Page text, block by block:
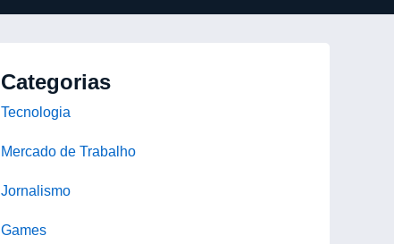
Categorias
Tecnologia
Mercado de Trabalho
Jornalismo
Games